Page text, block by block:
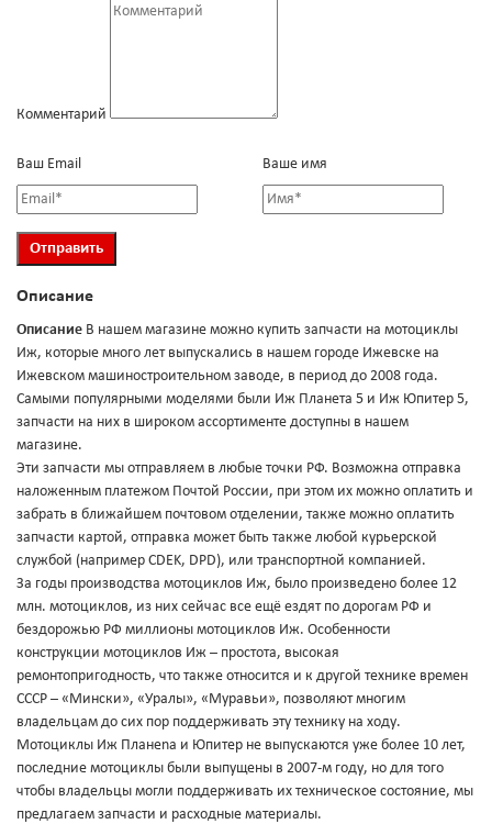
Комментарий
Ваш Email Ваше имя
Описание
Описание В нашем магазине можно купить запчасти на мотоциклы
Иж, которые много лет выпускались в нашем городе Ижевске на
Ижевском машиностроительном заводе, в период до 2008 года.
Самыми популярными моделями были Иж Планета 5 и Иж Юпитер 5,
запчасти на них в широком ассортименте доступны в нашем
магазине.
Эти запчасти мы отправляем в любые точки РФ. Возможна отправка
наложенным платежом Почтой России, при этом их можно оплатить и
забрать в ближайшем почтовом отделении, также можно оплатить
запчасти картой, отправка может быть также любой курьерской
службой (например CDEK, DPD), или транспортной компанией.
За годы производства мотоциклов Иж, было произведено более 12
млн. мотоциклов, из них сейчас все ещё ездят по дорогам РФ и
бездорожью РФ миллионы мотоциклов Иж. Особенности
конструкции мотоциклов Иж – простота, высокая
ремонтопригодность, что также относится и к другой технике времен
СССР – «Мински», «Уралы», «Муравьи», позволяют многим
владельцам до сих пор поддерживать эту технику на ходу.
Мотоциклы Иж Планеnа и Юпитер не выпускаются уже более 10 лет,
последние мотоциклы были выпущены в 2007-м году, но для того
чтобы владельцы могли поддерживать их техническое состояние, мы
предлагаем запчасти и расходные материалы.